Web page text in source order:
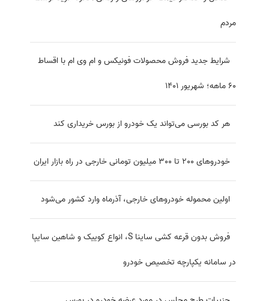
بورس
نکات مهم در زمان خرید اقساطی خودرو
حداقل و حداکثر قیمت خودروهای وارداتی/
60 ماهه؛ شهریور 1401
هر کد بورسی می‌تواند یک خودرو از بورس